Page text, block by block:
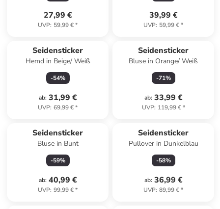
27,99 €
UVP: 59,99 €*
39,99 €
UVP: 59,99 €*
Seidensticker
Hemd in Beige/ Weiß
-54%
ab: 31,99 €
UVP: 69,99 €*
Seidensticker
Bluse in Orange/ Weiß
-71%
ab: 33,99 €
UVP: 119,99 €*
Seidensticker
Bluse in Bunt
-59%
ab: 40,99 €
UVP: 99,99 €*
Seidensticker
Pullover in Dunkelblau
-58%
ab: 36,99 €
UVP: 89,99 €*